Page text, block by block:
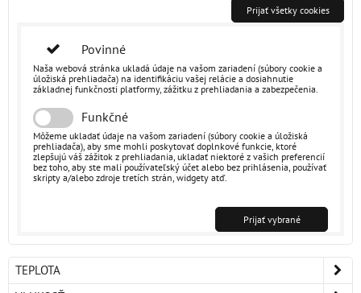
Prijať všetky cookies
Povinné
Naša webová stránka ukladá údaje na vašom zariadení (súbory cookie a
úložiská prehliadača) na identifikáciu vašej relácie a dosiahnutie
základnej funkčnosti platformy, zážitku z prehliadania a zabezpečenia.
Funkčné
Môžeme ukladať údaje na vašom zariadení (súbory cookie a úložiská
prehliadača), aby sme mohli poskytovať doplnkové funkcie, ktoré
zlepšujú váš zážitok z prehliadania, ukladať niektoré z vašich preferencií
bez toho, aby ste mali používateľský účet alebo bez prihlásenia, používať
skripty a/alebo zdroje tretích strán, widgety atď.
Prijať vybrané
TEPLOTA